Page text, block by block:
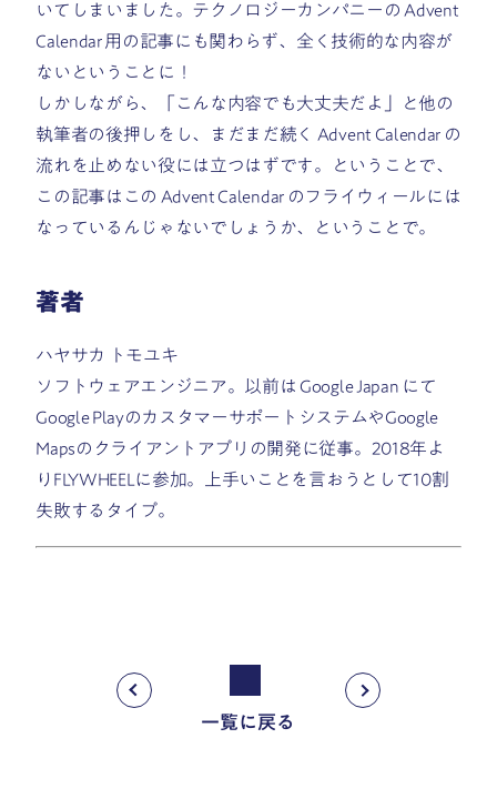
いてしまいました。テクノロジーカンパニーの Advent
Calendar 用の記事にも関わらず、全く技術的な内容が
ないということに！
しかしながら、「こんな内容でも大丈夫だよ」と他の
執筆者の後押しをし、まだまだ続く Advent Calendar の
流れを止めない役には立つはずです。ということで、
この記事はこの Advent Calendar のフライウィールには
なっているんじゃないでしょうか、ということで。
著者
ハヤサカ トモユキ
ソフトウェアエンジニア。以前は Google Japan にて
Google PlayのカスタマーサポートシステムやGoogle
Mapsのクライアントアプリの開発に従事。2018年よ
りFLYWHEELに参加。上手いことを言おうとして10割
失敗するタイプ。
一覧に戻る